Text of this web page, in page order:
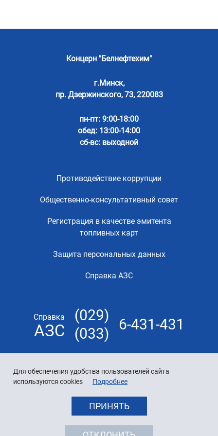
Для обеспечения удобства пользователей сайта
используются cookies
Подробнее
ПРИНЯТЬ
Концерн "Белнефтехим"
г.Минск,
пр. Дзержинского, 73, 220083
пн-пт: 9:00-18:00
обед: 13:00-14:00
сб-вс: выходной
Противодействие коррупции
Общественно-консультативный совет
Регистрация в качестве эмитента
топливных карт
Защита персональных данных
Справка АЗС
Справка
АЗС
(029)
(033)
6-431-431